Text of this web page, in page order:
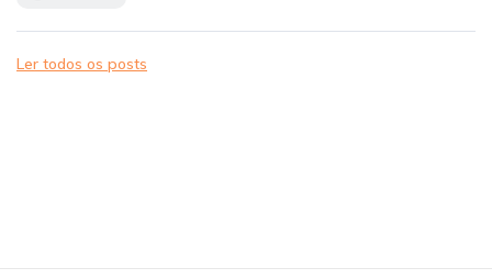
Ler todos os posts